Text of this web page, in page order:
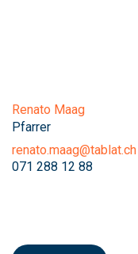
Renato Maag
Pfarrer
renato.maag@tablat.ch
071 288 12 88